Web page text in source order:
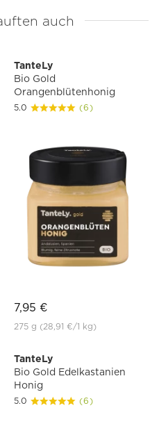
auch
TanteLy
Bio Gold
Orangenblütenhonig
5.0 (6)
7,95 €
275 g (28,91 €/1 kg)
TanteLy
Bio Gold Edelkastanien
Honig
5.0 (6)